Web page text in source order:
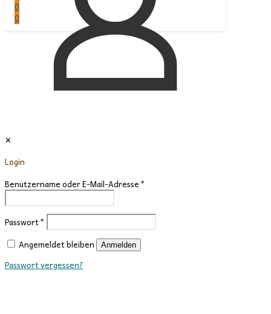
✕
Login
Benutzername oder E-Mail-Adresse*
Passwort*
Angemeldet bleiben
Anmelden
Passwort vergessen?
0
0